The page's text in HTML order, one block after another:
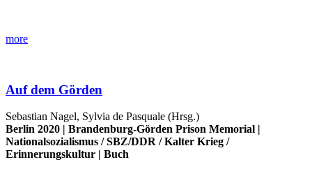
more
Auf dem Görden
Sebastian Nagel, Sylvia de Pasquale (Hrsg.)
Berlin 2020 | Brandenburg-Görden Prison Memorial |
Nationalsozialismus /SBZ/DDR /Kalter Krieg /
Erinnerungskultur | Buch